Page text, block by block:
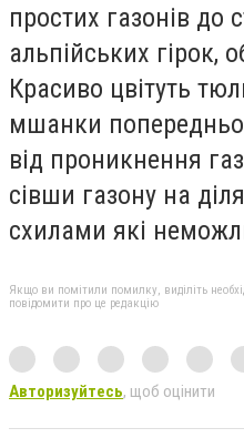
простих газонів до
альпійських гірок,
Красиво цвітуть
мшанки
від проникнення
сівши газону на
схилами які
Якщо ви помітили помилку, виділіть
повідомити про це редакцію
Авторизуйтесь, щоб оцінити